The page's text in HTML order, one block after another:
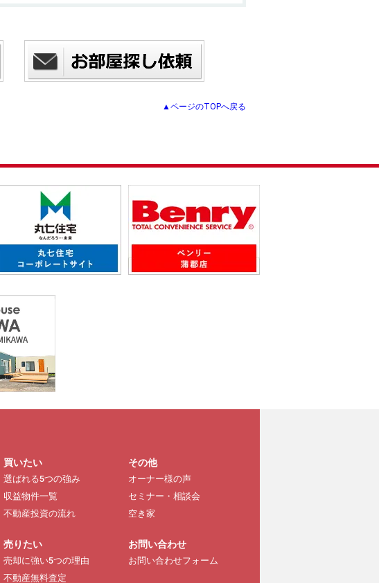
▲ページのTOPへ戻る
買いたい
選ばれる5つの強み
収益物件一覧
不動産投資の流れ
売りたい
売却に強い5つの理由
不動産無料査定
その他
オーナー様の声
セミナー・相談会
空き家
お問い合わせ
お問い合わせフォーム